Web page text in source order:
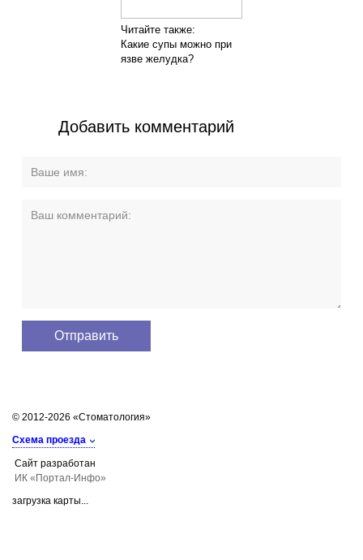
Читайте также:
Какие супы можно при
язве желудка?
Добавить комментарий
© 2012-2026 «Стоматология»
Схема проезда
Сайт разработан
ИК «Портал-Инфо»
загрузка карты...